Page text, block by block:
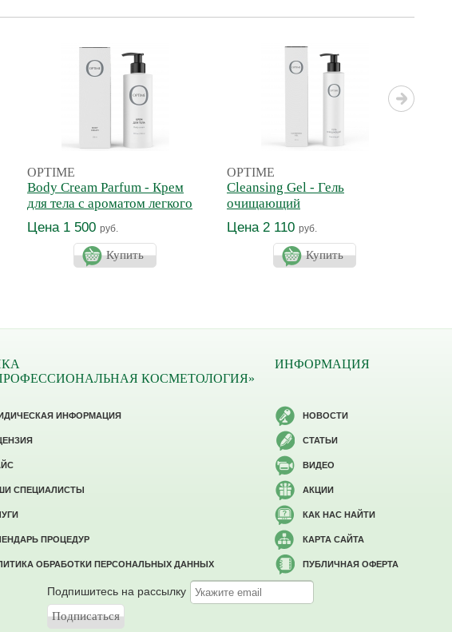
OPTIME
Body Cream Parfum - Крем
для тела с ароматом легкого
парфюма
Цена 1 500 руб.
Купить
OPTIME
Cleansing Gel - Гель
очищающий
Цена 2 110 руб.
Купить
КОСМЕТОЛОГИЯ»
ИНФОРМАЦИЯ
СПЕЦИАЛИСТЫ
ПРОЦЕДУР
ОБРАБОТКИ ПЕРСОНАЛЬНЫХ ДАННЫХ
ИНФОРМАЦИЯ
НОВОСТИ
СТАТЬИ
ВИДЕО
АКЦИИ
КАК НАС НАЙТИ
КАРТА САЙТА
ПУБЛИЧНАЯ ОФЕРТА
Подпишитесь на рассылку